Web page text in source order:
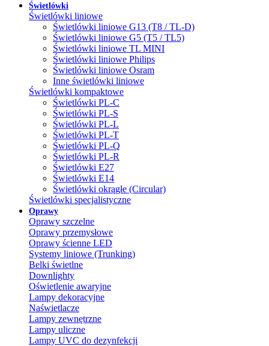
Świetlówki
Świetlówki liniowe
Świetlówki liniowe G13 (T8 / TL-D)
Świetlówki liniowe G5 (T5 / TL5)
Świetlówki liniowe TL MINI
Świetlówki liniowe Philips
Świetlówki liniowe Osram
Inne świetlówki liniowe
Świetlówki kompaktowe
Świetlówki PL-C
Świetlówki PL-S
Świetlówki PL-L
Świetlówki PL-T
Świetlówki PL-Q
Świetlówki PL-R
Świetlówki E27
Świetlówki E14
Świetlówki okrągłe (Circular)
Świetlówki specjalistyczne
Oprawy
Oprawy szczelne
Oprawy przemysłowe
Oprawy ścienne LED
Systemy liniowe (Trunking)
Belki świetlne
Downlighty
Oświetlenie awaryjne
Lampy dekoracyjne
Naświetlacze
Lampy zewnętrzne
Lampy uliczne
Lampy UVC do dezynfekcji